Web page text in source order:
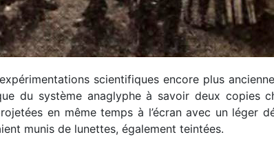
scientifiques encore plus
du système anaglyphe à savoir deux copies
en même temps à l’écran avec un léger
munis de lunettes, également teintées.